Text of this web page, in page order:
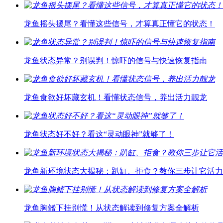
龙鱼摇头摆尾？看懂这些信号，才算真正懂它的状态！
龙鱼状态异常？别误判！惊吓的信号与快速恢复指南
龙鱼食欲好坏藏玄机！看懂状态信号，养出活力靓龙
龙鱼状态好不好？看这“灵动眼神”就够了！
龙鱼新环境状态大揭秘：趴缸、拒食？教你三步让它活
龙鱼胸鳍下挂别慌！从状态解读到修复方案全解析